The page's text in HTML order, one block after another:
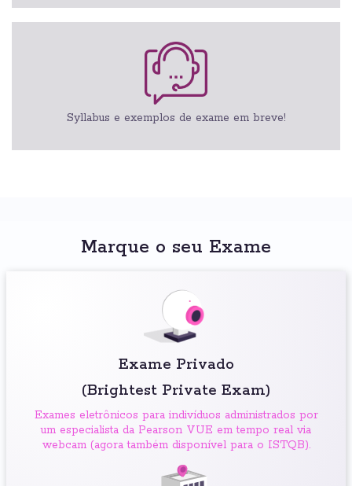
Syllabus e exemplos de exame em breve!
Marque o seu Exame
Exame Privado
(Brightest Private Exam)
Exames eletrônicos para indivíduos administrados por
um especialista da Pearson VUE em tempo real via
webcam (agora também disponível para o ISTQB).